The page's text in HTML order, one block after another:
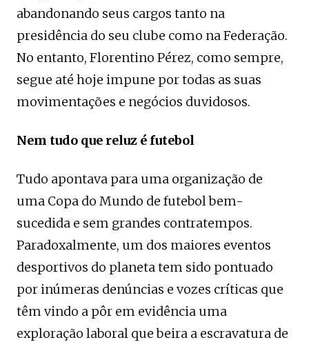
abandonando seus cargos tanto na
presidência do seu clube como na Federação.
No entanto, Florentino Pérez, como sempre,
segue até hoje impune por todas as suas
movimentações e negócios duvidosos.
Nem tudo que reluz é futebol
Tudo apontava para uma organização de
uma Copa do Mundo de futebol bem-
sucedida e sem grandes contratempos.
Paradoxalmente, um dos maiores eventos
desportivos do planeta tem sido pontuado
por inúmeras denúncias e vozes críticas que
têm vindo a pôr em evidência uma
exploração laboral que beira a escravatura de